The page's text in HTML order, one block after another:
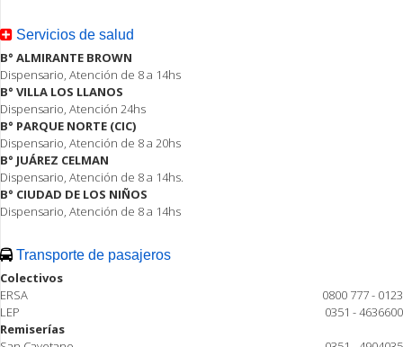
Servicios de salud
B° ALMIRANTE BROWN
Dispensario, Atención de 8 a 14hs
B° VILLA LOS LLANOS
Dispensario, Atención 24hs
B° PARQUE NORTE (CIC)
Dispensario, Atención de 8 a 20hs
B° JUÁREZ CELMAN
Dispensario, Atención de 8 a 14hs.
B° CIUDAD DE LOS NIÑOS
Dispensario, Atención de 8 a 14hs
Transporte de pasajeros
Colectivos
ERSA
0800 777 - 0123
LEP
0351 - 4636600
Remiserías